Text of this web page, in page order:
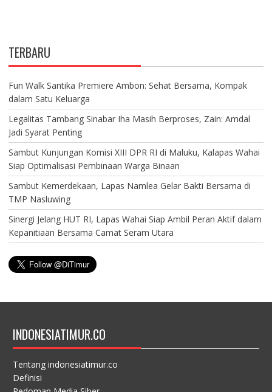
TERBARU
Fun Walk Santika Premiere Ambon: Sehat Bersama, Kompak
dalam Satu Keluarga
Legalitas Tambang Sinabar Iha Masih Berproses, Zain: Amdal
Jadi Syarat Penting
Sambut Kunjungan Komisi XIII DPR RI di Maluku, Kalapas Wahai
Siap Optimalisasi Pembinaan Warga Binaan
Sambut Kemerdekaan, Lapas Namlea Gelar Bakti Bersama di
TMP Nasluwing
Sinergi Jelang HUT RI, Lapas Wahai Siap Ambil Peran Aktif dalam
Kepanitiaan Bersama Camat Seram Utara
INDONESIATIMUR.CO
Tentang indonesiatimur.co
Definisi